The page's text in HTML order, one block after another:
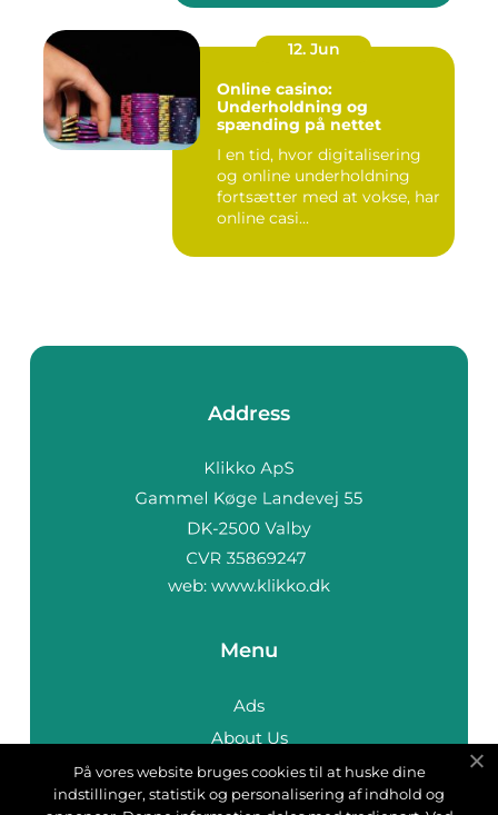
12. Jun
Online casino:
Underholdning og
spænding på nettet
I en tid, hvor digitalisering
og online underholdning
fortsætter med at vokse, har
online casi...
Address
web: www.klikko.dk
Menu
Ads
About Us
Cookies
Contact
På vores website bruges cookies til at huske dine
indstillinger, statistik og personalisering af indhold og